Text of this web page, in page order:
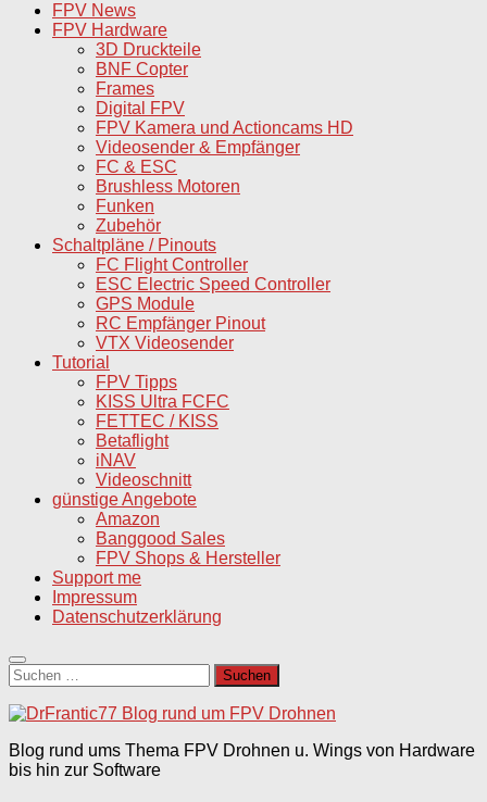
FPV News
FPV Hardware
3D Druckteile
BNF Copter
Frames
Digital FPV
FPV Kamera und Actioncams HD
Videosender & Empfänger
FC & ESC
Brushless Motoren
Funken
Zubehör
Schaltpläne / Pinouts
FC Flight Controller
ESC Electric Speed Controller
GPS Module
RC Empfänger Pinout
VTX Videosender
Tutorial
FPV Tipps
KISS Ultra FCFC
FETTEC / KISS
Betaflight
iNAV
Videoschnitt
günstige Angebote
Amazon
Banggood Sales
FPV Shops & Hersteller
Support me
Impressum
Datenschutzerklärung
Suchen
nach:
Blog rund ums Thema FPV Drohnen u. Wings von Hardware
bis hin zur Software